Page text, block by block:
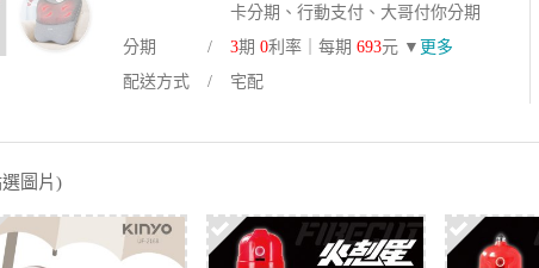
卡分期、行動支付、大哥付你分期
分期
3期0利率｜每期693元 ▼ 更多
配送方式
宅配
圖片)